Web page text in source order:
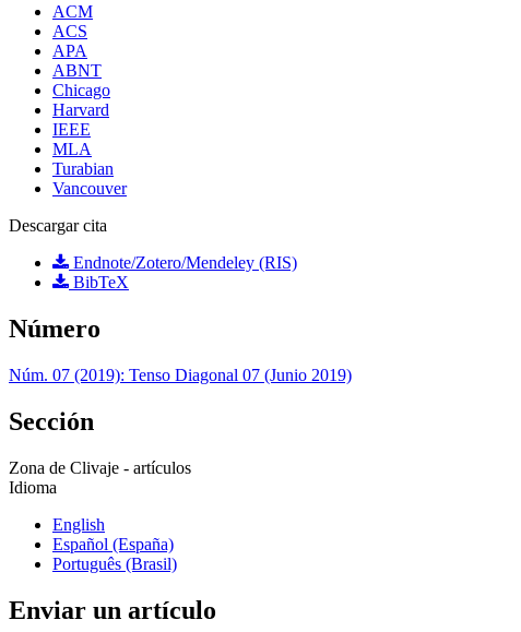
ACM
ACS
APA
ABNT
Chicago
Harvard
IEEE
MLA
Turabian
Vancouver
Descargar cita
Endnote/Zotero/Mendeley (RIS)
BibTeX
Número
Núm. 07 (2019): Tenso Diagonal 07 (Junio 2019)
Sección
Zona de Clivaje - artículos
Idioma
English
Español (España)
Português (Brasil)
Enviar un artículo